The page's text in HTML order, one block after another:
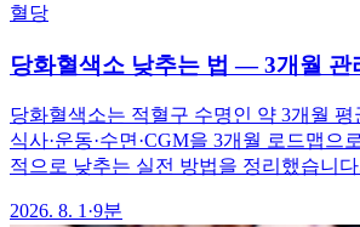
혈당
당화혈색소 낮추는 법 — 3개월 관
당화혈색소는 적혈구 수명인 약 3개월
식사·운동·수면·CGM을 3개월 로드맵으
적으로 낮추는 실전 방법을 정리했습니
2026. 8. 1 ·9분